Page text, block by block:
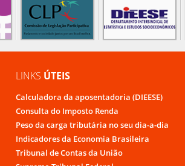
LINKS ÚTEIS
Calculadora da aposentadoria (DIEESE)
Consulta do Imposto Renda
Peso da carga tributária no seu dia-a-dia
Indicadores da Economia Brasileira
Tribunal de Contas da União